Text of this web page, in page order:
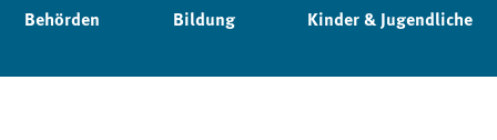
Behörden Bildung Kinder & Jugendliche